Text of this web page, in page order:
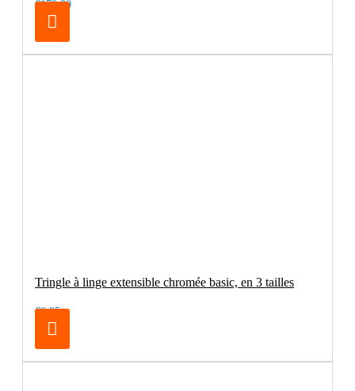
€179.00
Tringle à linge extensible chromée basic, en 3 tailles
€6.95